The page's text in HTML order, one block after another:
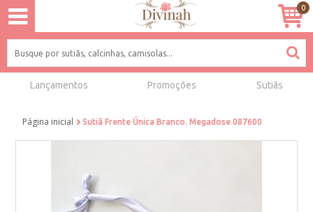
0
Lançamentos Promoções Sutiãs
Página inicial Sutiã Frente Única Branco. Megadose 087600